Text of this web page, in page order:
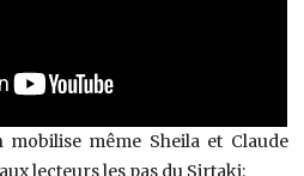
mobilise même Sheila et Claude
lecteurs les pas du Sirtaki: